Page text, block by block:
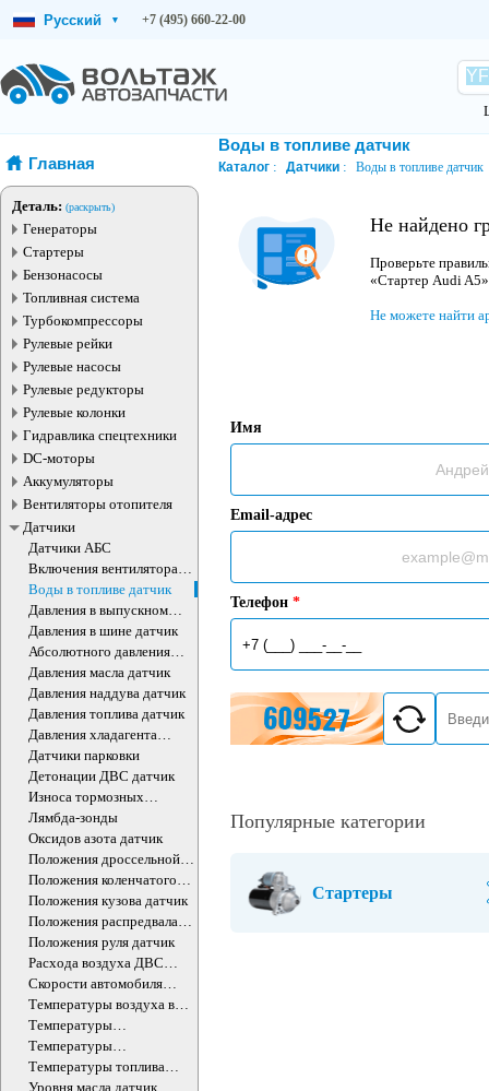
Русский ▾ +7 (495) 660-22-00
Главная
Деталь: (раскрыть)
Генераторы
Стартеры
Бензонасосы
Топливная система
Турбокомпрессоры
Рулевые рейки
Рулевые насосы
Рулевые редукторы
Рулевые колонки
Гидравлика спецтехники
DC-моторы
Аккумуляторы
Вентиляторы отопителя
Датчики
Датчики АБС
Включения вентилятора
датчик
Воды в топливе датчик
Давления в выпускном
коллекторе датчик
Давления в шине датчик
Абсолютного давления
воздуха ДВС датчик
Давления масла датчик
Давления наддува датчик
Давления топлива датчик
Давления хладагента
датчик
Датчики парковки
Детонации ДВС датчик
Износа тормозных
колодок датчик
Лямбда-зонды
Оксидов азота датчик
Положения дроссельной
заслонки датчики
Положения коленчатого
вала датчик
Положения кузова датчик
Положения распредвала
ДВС датчик
Положения руля датчик
Расхода воздуха ДВС
датчик
Скорости автомобиля
датчик
Температуры воздуха в
салоне датчик
Температуры
окружающей среды
датчик
Температуры
охлаждающей жидкости
ДВС датчик
Температуры топлива
датчик
Уровня масла датчик
Воды в топливе датчик
Каталог Датчики Воды в топливе датчик
Не найдено
Проверьте
«Стартер Audi
Не можете найти
Имя
Email-адрес
Телефон *
Популярные категории
Стартеры